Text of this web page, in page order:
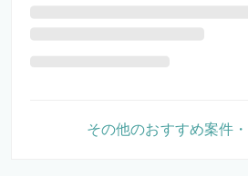
その他のおすすめ案件